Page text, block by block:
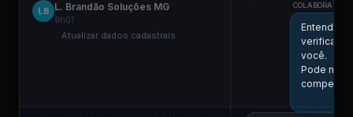
LB L. Brandão Soluções MG
9h01
Atualizar dados cadastrais
COLABORADOR
Entendi!
verificar
você.
Pode me